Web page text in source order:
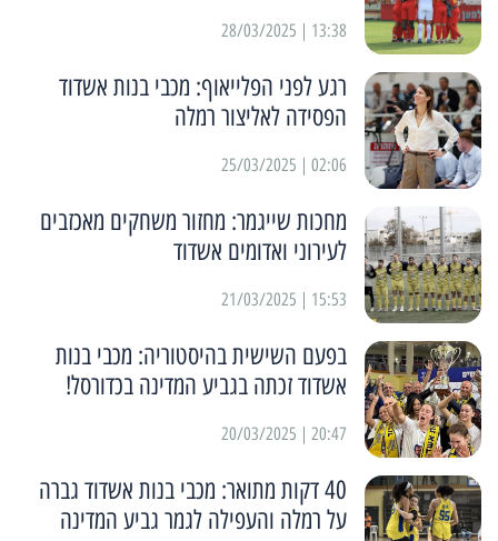
13:38 | 28/03/2025
רגע לפני הפלייאוף: מכבי בנות אשדוד
הפסידה לאליצור רמלה
02:06 | 25/03/2025
מחכות שייגמר: מחזור משחקים מאכזבים
לעירוני ואדומים אשדוד
15:53 | 21/03/2025
בפעם השישית בהיסטוריה: מכבי בנות
אשדוד זכתה בגביע המדינה בכדורסל!
20:47 | 20/03/2025
40 דקות מתואר: מכבי בנות אשדוד גברה
על רמלה והעפילה לגמר גביע המדינה